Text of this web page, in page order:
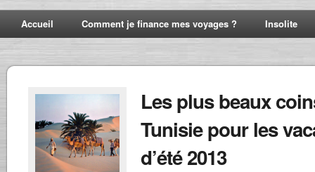
Accueil Comment je finance mes voyages ? Insolite
Les plus beaux
Tunisie pour les
d’été 2013